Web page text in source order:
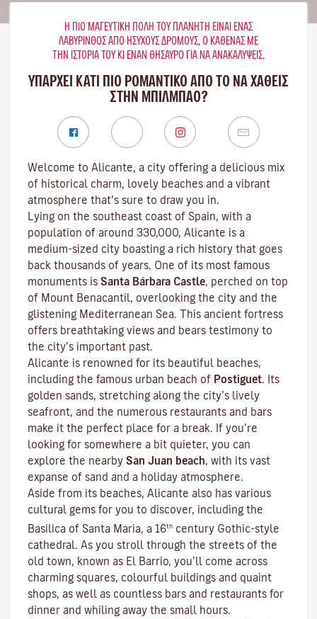
Η ΠΙΟ ΜΑΓΕΥΤΙΚΉ ΠΌΛΗ ΤΟΥ ΠΛΑΝΉΤΗ ΕΊΝΑΙ ΈΝΑΣ
ΛΑΒΎΡΙΝΘΟΣ ΑΠΌ ΉΣΥΧΟΥΣ ΔΡΌΜΟΥΣ, Ο ΚΑΘΈΝΑΣ ΜΕ
ΤΗΝ ΙΣΤΟΡΊΑ ΤΟΥ ΚΙ ΈΝΑΝ ΘΗΣΑΥΡΌ ΓΙΑ ΝΑ ΑΝΑΚΑΛΎΨΕΙΣ.
ΥΠΑΡΧΕΙ ΚΑΤΙ ΠΙΟ ΡΟΜΑΝΤΙΚΟ ΑΠΟ ΤΟ ΝΑ ΧΑΘΕΙΣ
ΣΤΗΝ ΜΠΙΛΜΠΆΟ?
Welcome to Alicante, a city offering a delicious mix
of historical charm, lovely beaches and a vibrant
atmosphere that’s sure to draw you in.
Lying on the southeast coast of Spain, with a
population of around 330,000, Alicante is a
medium-sized city boasting a rich history that goes
back thousands of years. One of its most famous
monuments is Santa Bárbara Castle, perched on top
of Mount Benacantil, overlooking the city and the
glistening Mediterranean Sea. This ancient fortress
offers breathtaking views and bears testimony to
the city’s important past.
Alicante is renowned for its beautiful beaches,
including the famous urban beach of Postiguet. Its
golden sands, stretching along the city’s lively
seafront, and the numerous restaurants and bars
make it the perfect place for a break. If you’re
looking for somewhere a bit quieter, you can
explore the nearby San Juan beach, with its vast
expanse of sand and a holiday atmosphere.
Aside from its beaches, Alicante also has various
cultural gems for you to discover, including the
Basilica of Santa Maria, a 16th century Gothic-style
cathedral. As you stroll through the streets of the
old town, known as El Barrio, you’ll come across
charming squares, colourful buildings and quaint
shops, as well as countless bars and restaurants for
dinner and whiling away the small hours.